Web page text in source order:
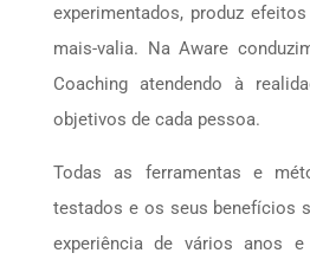
experimentados, produz
mais-valia. Na Aware
Coaching atendendo à
objetivos de cada pessoa.
Todas as ferramentas e
testados e os seus benefícios
experiência de vários anos